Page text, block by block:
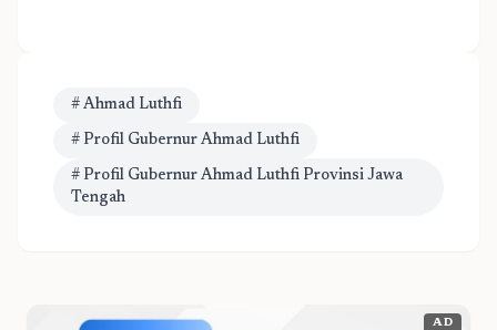
# Ahmad Luthfi
# Profil Gubernur Ahmad Luthfi
# Profil Gubernur Ahmad Luthfi Provinsi Jawa
Tengah
AD